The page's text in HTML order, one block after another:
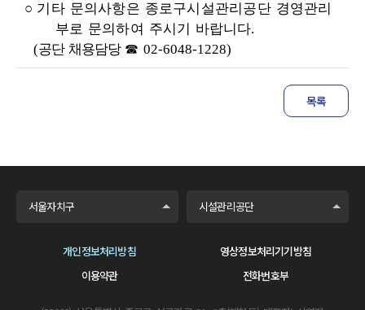
○ 기타 문의사항은 종로구시설관리공단 경영관리
부로 문의하여 주시기 바랍니다.
(공단 채용담당 ☎ 02-6048-1228)
목록
서울자치구 시설관리공단
개인정보처리방침
영상정보처리기기방침
이용약관
전화번호부